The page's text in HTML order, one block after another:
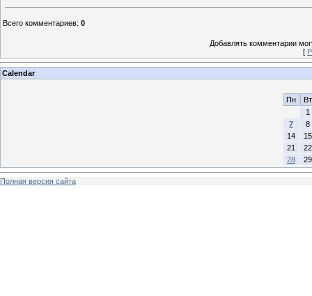
Всего комментариев: 0
Добавлять комментарии
[
Calendar
Пн
Вт
1
7
8
14
15
21
22
28
29
Полная версия сайта